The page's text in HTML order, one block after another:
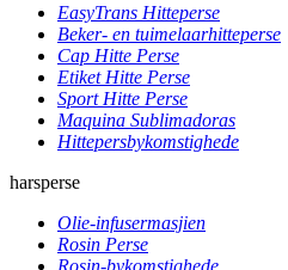
EasyTrans Hitteperse
Beker- en tuimelaarhitteperse
Cap Hitte Perse
Etiket Hitte Perse
Sport Hitte Perse
Maquina Sublimadoras
Hittepersbykomstighede
harsperse
Olie-infusermasjien
Rosin Perse
Rosin-bykomstighede